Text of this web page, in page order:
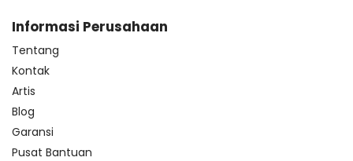
Informasi Perusahaan
Tentang
Kontak
Artis
Blog
Garansi
Pusat Bantuan